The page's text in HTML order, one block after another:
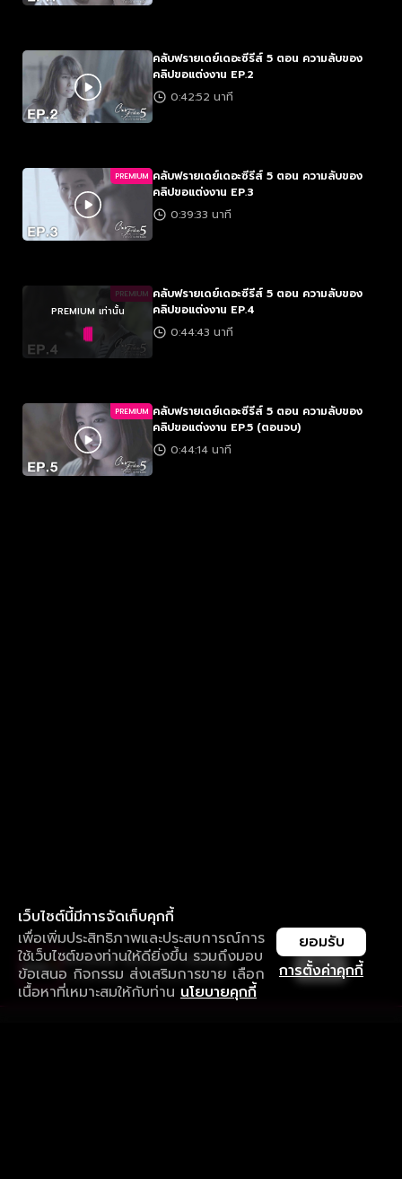
คลับฟรายเดย์เดอะซีรีส์ 5 ตอน ความลับของ
คลิปขอแต่งงาน EP.2
0:42:52 นาที
PREMIUM คลับฟรายเดย์เดอะซีรีส์ 5 ตอน ความลับของ
คลิปขอแต่งงาน EP.3
0:39:33 นาที
PREMIUM
PREMIUM เท่านั้น
คลับฟรายเดย์เดอะซีรีส์ 5 ตอน ความลับของ
คลิปขอแต่งงาน EP.4
0:44:43 นาที
PREMIUM คลับฟรายเดย์เดอะซีรีส์ 5 ตอน ความลับของ
คลิปขอแต่งงาน EP.5 (ตอนจบ)
0:44:14 นาที
เว็บไซต์นี้มีการจัดเก็บคุกกี้
เพื่อเพิ่มประสิทธิภาพและประสบการณ์การ
ใช้เว็บไซต์ของท่านให้ดียิ่งขึ้น รวมถึงมอบ
ข้อเสนอ กิจกรรม ส่งเสริมการขาย เลือก
เนื้อหาที่เหมาะสมให้กับท่าน นโยบายคุกกี้
การตั้งค่าคุกกี้
ยอมรับ
ใช้งานแอป ลื่นไหลกว่า ไม่มีสะดุด
ดาวน์โหลดแอปเพื่อการรับชมที่ดีกว่า เปิด